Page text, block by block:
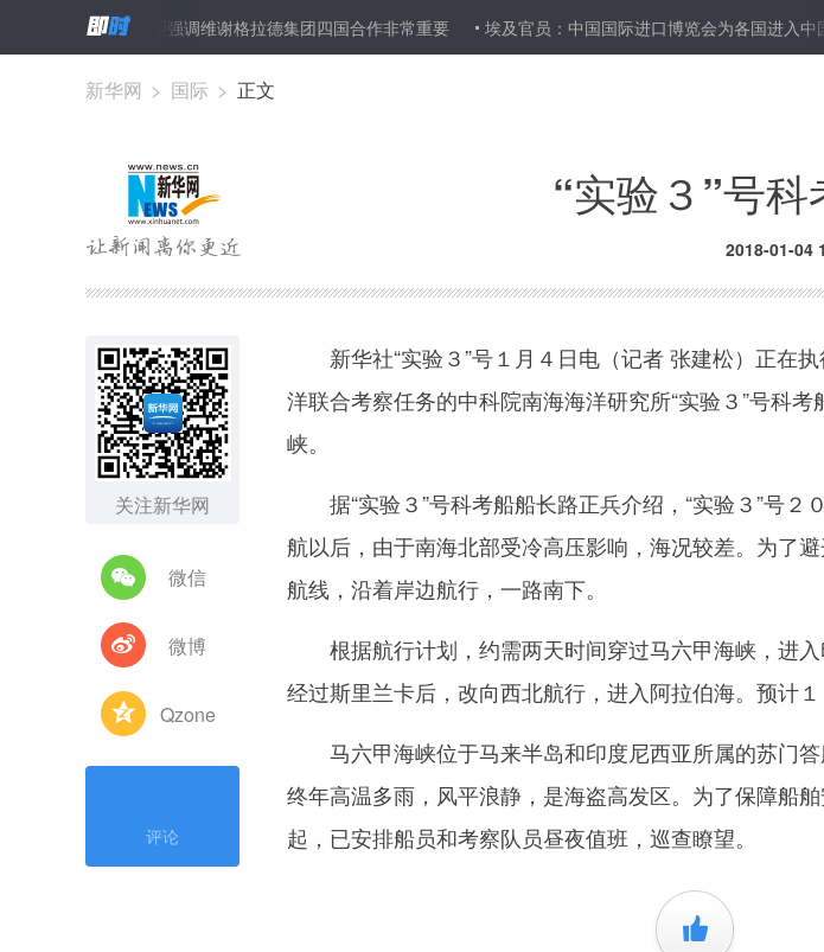
匈波总理强调维谢格拉德集团四国合作非常重要 埃及官员：中国国际进口博览会为各国进入中国市场
新华网 > 国际 > 正文
“实验３”号
2018-01-04
关注新华网
微信
微博
Qzone
评论
新华社“实验３”号１月４日电（记者 张建松）正在
洋联合考察任务的中科院南海海洋研究所“实验３”号科
峡。
据“实验３”号科考船船长路正兵介绍，“实验３”号２
航以后，由于南海北部受冷高压影响，海况较差。为了
航线，沿着岸边航行，一路南下。
根据航行计划，约需两天时间穿过马六甲海峡，进入
经过斯里兰卡后，改向西北航行，进入阿拉伯海。预计１
马六甲海峡位于马来半岛和印度尼西亚所属的苏门答
终年高温多雨，风平浪静，是海盗高发区。为了保障船
起，已安排船员和考察队员昼夜值班，巡查瞭望。
+1